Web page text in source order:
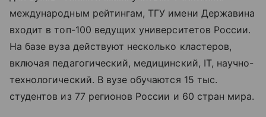
международным рейтингам, ТГУ имени Державина
входит в топ-100 ведущих университетов России.
На базе вуза действуют несколько кластеров,
включая педагогический, медицинский, IT, научно-
технологический. В вузе обучаются 15 тыс.
студентов из 77 регионов России и 60 стран мира.